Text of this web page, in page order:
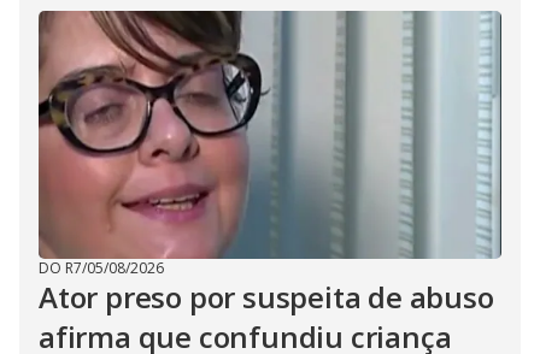
DO R7/05/08/2026
Ator preso por suspeita de abuso
afirma que confundiu criança